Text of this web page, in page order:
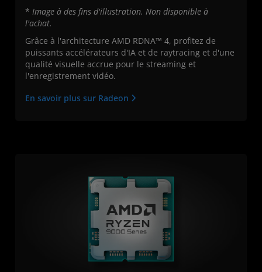
* Image à des fins d'illustration. Non disponible à
l'achat.
Grâce à l'architecture AMD RDNA™ 4, profitez de
puissants accélérateurs d'IA et de raytracing et d'une
qualité visuelle accrue pour le streaming et
l'enregistrement vidéo.
En savoir plus sur Radeon